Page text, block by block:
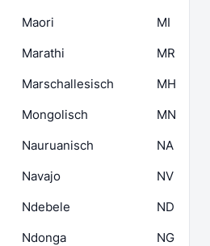
Maori
MI
Marathi
MR
Marschallesisch
MH
Mongolisch
MN
Nauruanisch
NA
Navajo
NV
Ndebele
ND
Ndonga
NG